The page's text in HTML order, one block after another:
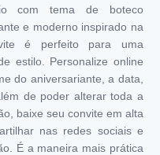
com tema de boteco
e moderno inspirado na
é perfeito para uma
estilo. Personalize online
do aniversariante, a data,
de poder alterar toda a
baixe seu convite em alta
nas redes sociais e
É a maneira mais prática